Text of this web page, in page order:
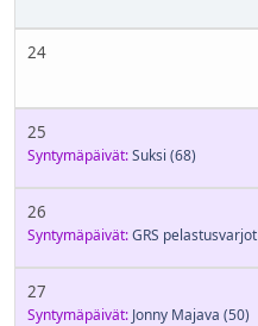
24
25
Syntymäpäivät:Suksi (68)
26
Syntymäpäivät:GRS pelastusvarjot
27
Syntymäpäivät: Jonny Majava (50)